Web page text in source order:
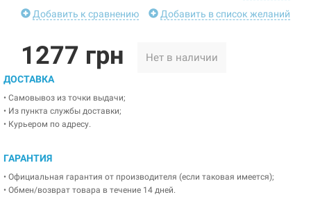
Добавить к сравнению
Добавить в список желаний
1277 грн Нет в наличии
ДОСТАВКА
• Самовывоз из точки выдачи;
• Из пункта службы доставки;
• Курьером по адресу.
ГАРАНТИЯ
• Официальная гарантия от производителя (если таковая имеется);
• Обмен/возврат товара в течение 14 дней.